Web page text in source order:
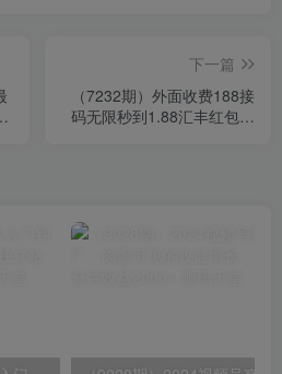
下一篇
（7232期）外面收费188接
码无限秒到1.88汇丰红包项